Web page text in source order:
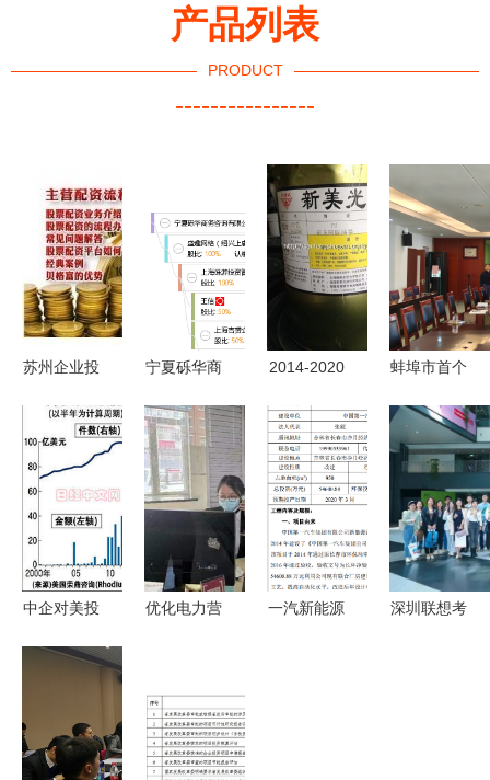
产品列表
PRODUCT
----------------
苏州企业投
的核心价值
与实践路径
——基于中
国易发网的
观察
宁夏砾华商
2014-2020
油墨行业市
场分析与投
资咨询报告
（权威版）
关键解析及
投资建议
蚌埠市首个
权咨询服务
站设立 为
跨国投资与
创新保驾护
航
中企对美投
全球化布局
优化电力营
复工复产
一汽新能源
深圳联想考